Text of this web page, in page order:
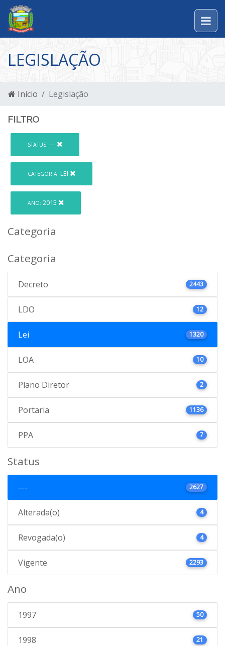
LEGISLAÇÃO
Início Legislação
FILTRO
STATUS: ---
CATEGORIA: LEI
ANO: 2015
Categoria
Categoria
Decreto 2443
LDO 12
Lei 1320
LOA 10
Plano Diretor 2
Portaria 1136
PPA 7
Status
--- 2627
Alterada(o) 4
Revogada(o) 4
Vigente 2293
Ano
1997 50
1998 21